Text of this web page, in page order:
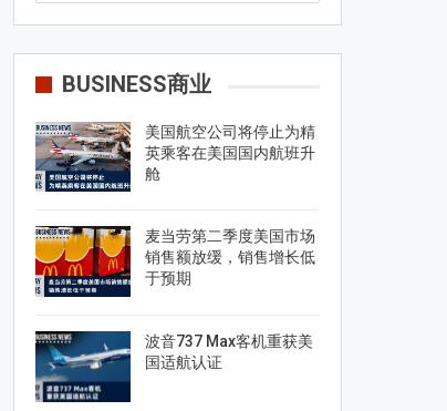
BUSINESS商业
美国航空公司将停止为精
英乘客在美国国内航班升
舱
麦当劳第二季度美国市场
销售额放缓，销售增长低
于预期
波音737 Max客机重获美
国适航认证